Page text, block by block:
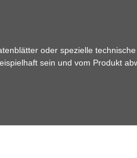
oder spezielle
sein und vom Produkt